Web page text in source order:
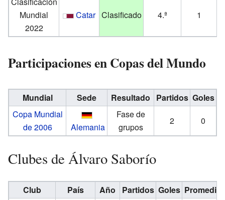
Mundial
2022
Catar Clasificado 4.ª 1
Participaciones en Copas del Mundo
Mundial Sede Resultado Partidos Goles
Copa Mundial
de 2006
Alemania
Fase de
grupos
2 0
Clubes de Álvaro Saborío
Club País Año Partidos Goles Promedio